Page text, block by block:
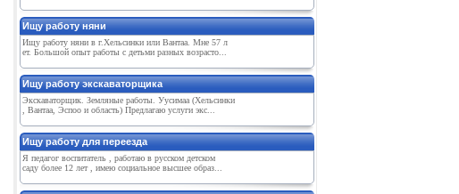
Ищу работу няни
Ищу работу няни в г.Хельсинки или Вантаа. Мне 57 л
ет. Большой опыт работы с детьми разных возрасто...
Ищу работу экскаваторщика
Экскаваторщик. Земляные работы. Уусимаа (Хельсинки
, Вантаа, Эспоо и область) Предлагаю услуги экс...
Ищу работу для переезда
Я педагог воспитатель , работаю в русском детском
саду более 12 лет , имею социальное высшее образ...